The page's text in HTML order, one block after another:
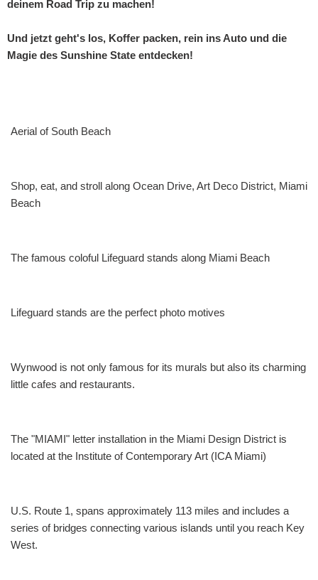
deinem Road Trip zu machen!
Und jetzt geht's los, Koffer packen, rein ins Auto und die
Magie des Sunshine State entdecken!
Aerial of South Beach
Shop, eat, and stroll along Ocean Drive, Art Deco District, Miami
Beach
The famous coloful Lifeguard stands along Miami Beach
Lifeguard stands are the perfect photo motives
Wynwood is not only famous for its murals but also its charming
little cafes and restaurants.
The "MIAMI" letter installation in the Miami Design District is
located at the Institute of Contemporary Art (ICA Miami)
U.S. Route 1, spans approximately 113 miles and includes a
series of bridges connecting various islands until you reach Key
West.